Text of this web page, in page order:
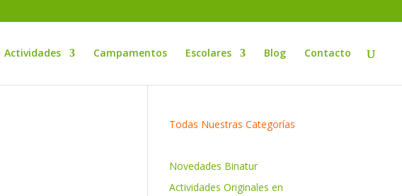
Actividades Campamentos Escolares Blog Contacto
Todas Nuestras Categorías
Novedades Binatur
Actividades Originales en